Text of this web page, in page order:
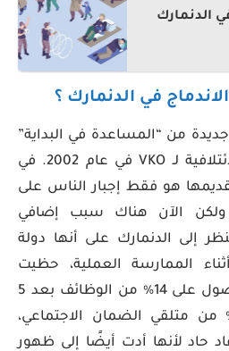
الدنمارك
في الدنمارك ؟
من “المساعدة في البداية”
التي قدمتها الحكومة الائتلافية لـ VKO في عام 2002. في
هو فقط إجبار الناس على
الآن هناك سبب إضافي
إلى الدنمارك على أنها دولة
الممارسة العملية، حظيت
“المساعدة” بشرف الحصول على 14٪ من الوظائف بعد 5
على عكس 9٪ من متلقي الضمان الاجتماعي،
حاد لأنها أدت أيضًا إلى ظهور